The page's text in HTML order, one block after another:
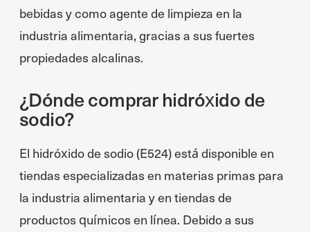
bebidas y como agente de limpieza en la
industria alimentaria, gracias a sus fuertes
propiedades alcalinas.
¿Dónde comprar hidróxido de
sodio?
El hidróxido de sodio (E524) está disponible en
tiendas especializadas en materias primas para
la industria alimentaria y en tiendas de
productos químicos en línea. Debido a sus